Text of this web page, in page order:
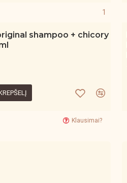
1
shampoo + chicory
Klausimai?